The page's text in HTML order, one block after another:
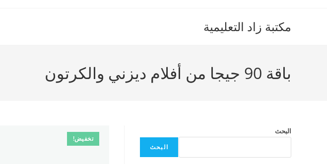
مكتبة زاد التعليمية
باقة 90 جيجا من أفلام ديزني والكرتون
تخفيض!
البحث
البحث